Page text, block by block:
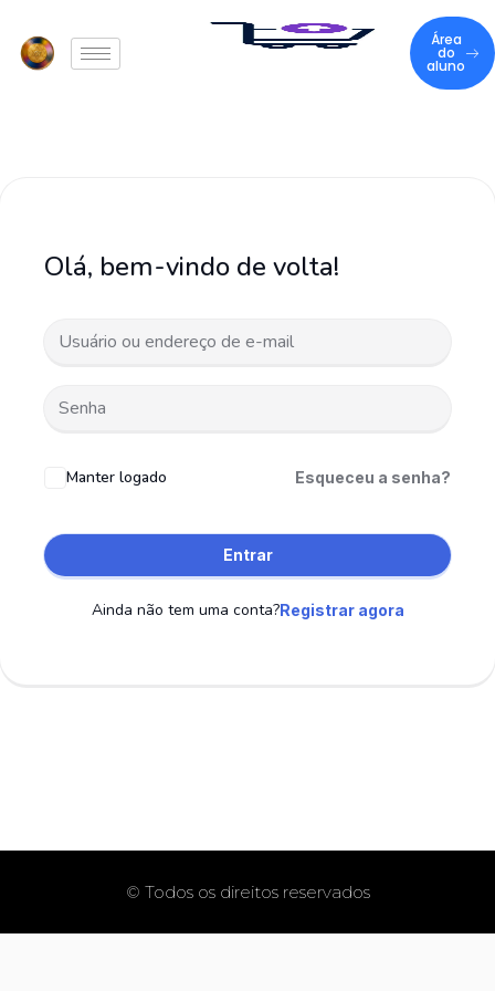
Área
do
aluno
Olá, bem-vindo de volta!
Manter logado Esqueceu a senha?
Entrar
Ainda não tem uma conta?Registrar agora
© Todos os direitos reservados